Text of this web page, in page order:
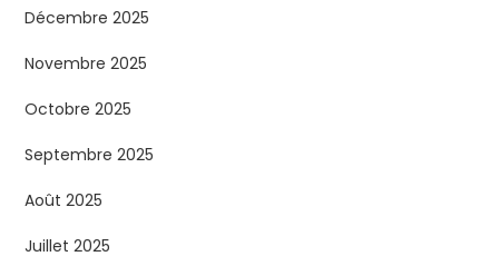
Décembre 2025
Novembre 2025
Octobre 2025
Septembre 2025
Août 2025
Juillet 2025